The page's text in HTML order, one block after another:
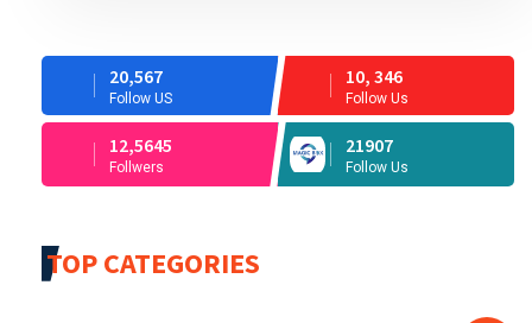
20,567
Follow US
10, 346
Follow Us
12,5645
Follwers
21907
Follow Us
TOP CATEGORIES